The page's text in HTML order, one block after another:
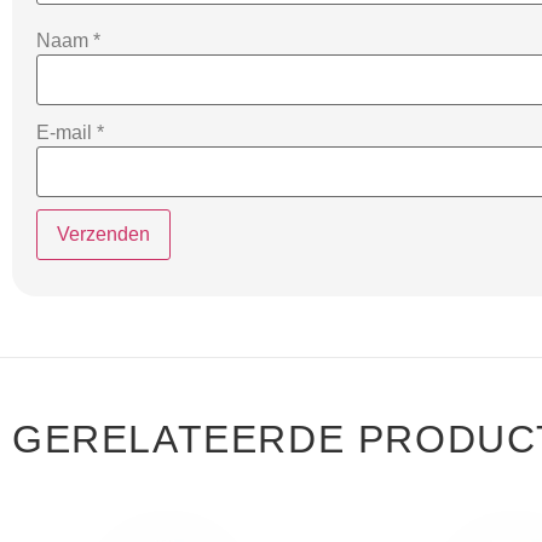
Naam *
E-mail *
GERELATEERDE